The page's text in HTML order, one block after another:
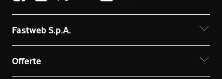
Fastweb S.p.A.
Offerte